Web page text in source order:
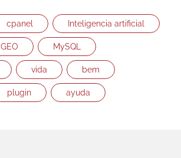
cpanel Inteligencia artificial
GEO MySQL
vida bem
plugin ayuda